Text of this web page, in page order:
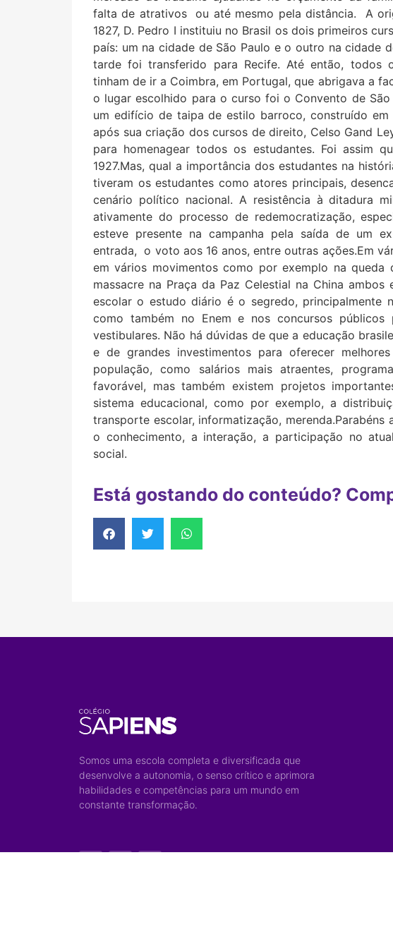
falta de atrativos ou até mesmo pela distância. A
1827, D. Pedro I instituiu no Brasil os dois primeiros
país: um na cidade de São Paulo e o outro na cidade
tarde foi transferido para Recife. Até então, todos
tinham de ir a Coimbra, em Portugal, que abrigava a
o lugar escolhido para o curso foi o Convento de
um edifício de taipa de estilo barroco, construído
após sua criação dos cursos de direito, Celso Gand
para homenagear todos os estudantes. Foi assim
1927.Mas, qual a importância dos estudantes na
tiveram os estudantes como atores principais,
cenário político nacional. A resistência à ditadura
ativamente do processo de redemocratização,
esteve presente na campanha pela saída de um
entrada, o voto aos 16 anos, entre outras ações.Em
em vários movimentos como por exemplo na queda
massacre na Praça da Paz Celestial na China ambos
escolar o estudo diário é o segredo, principalmente
como também no Enem e nos concursos
vestibulares. Não há dúvidas de que a educação
e de grandes investimentos para oferecer
população, como salários mais atraentes,
favorável, mas também existem projetos
sistema educacional, como por exemplo, a
transporte escolar, informatização,
o conhecimento, a interação, a participação no
social.
Está gostando do conteúdo?
Somos uma escola completa e diversificada que
desenvolve a autonomia, o senso crítico e aprimora
habilidades e competências para um mundo em
constante transformação.